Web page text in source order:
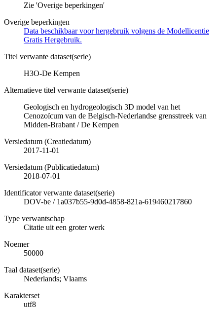
Zie 'Overige beperkingen'
Overige beperkingen
Data beschikbaar voor hergebruik volgens de Modellicentie
Gratis Hergebruik.
Titel verwante dataset(serie)
H3O-De Kempen
Alternatieve titel verwante dataset(serie)
Geologisch en hydrogeologisch 3D model van het
Cenozoïcum van de Belgisch-Nederlandse grensstreek van
Midden-Brabant / De Kempen
Versiedatum (Creatiedatum)
2017-11-01
Versiedatum (Publicatiedatum)
2018-07-01
Identificator verwante dataset(serie)
DOV-be / 1a037b55-9d0d-4858-821a-619460217860
Type verwantschap
Citatie uit een groter werk
Noemer
50000
Taal dataset(serie)
Nederlands; Vlaams
Karakterset
utf8